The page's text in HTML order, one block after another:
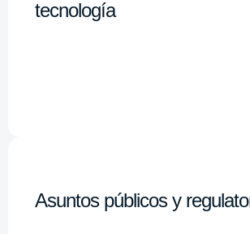
tecnología
Asuntos públicos y